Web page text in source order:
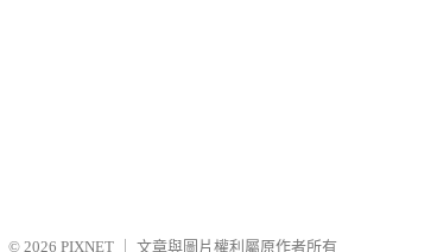
© 2026 PIXNET 文章與圖片權利屬原作者所有